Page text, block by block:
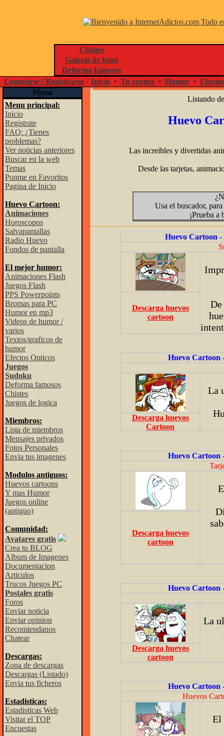
Chistes
Galeria de fotos
Deforma famosos
Loguearse | Registrarse
Inicio · Tu cuenta · Humor ·
Menu
Menu principal:
Inicio
Registrate
FAQ: ¿Tienes
problemas?
Ver noticias anteriores
Buscar en la web
Temas
Ponme en Favoritos
Pagina de Inicio
Huevo Cartoon:
Animaciones
Horoscopos
Salvapantallas
Radio Huevo
Fondos de pantalla
El mejor humor:
Animaciones Flash
Juegos Flash
PPS Powerpoints
Bromas para PC
Humor en mp3
Videos de humor /
varios
Textos/graficos de
humor
Efectos Opticos
Juegos
Sudoku
Deforma famosos
Chistes
Juegos de logica
Miembros:
Lista de miembros
Mensajes privados
Fotos Personales
Envia tus imagenes
Modulos antiguos:
Huevos cartoons
Y mas Humor
Juegos online
(antiguo)
Comunidad:
Avatares gratis
Crea tu BLOG
Album de Imagenes
Documentacion
Articulos
Trucos Juegos PC
Postales gratis
Foros
Enviar noticia
Enviar opinion
Recomiendanos
Chatear
Descargas:
Zona de descargas
Descargas (Listado)
Envia tus ficheros
Estadisticas:
Estadisticas Web
Visitar el TOP
Encuestas
Listando
Huevo
Las increibles y divertidas
Desde las tarjetas,
Usa el buscador,
¡Prueba a
Huevo Cartoon -
De
Descarga huevos
cartoon
Huevo Cartoon
La
Descarga huevos
Cartoon
Huevo Cartoon
Descarga huevos
cartoon
Huevo Cartoon
La
Descarga huevos
cartoon
Huevo Cartoon
Huevos
El